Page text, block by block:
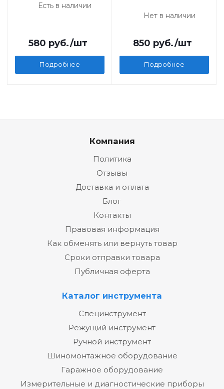
Есть в наличии
580 руб./шт
Подробнее
Нет в наличии
850 руб./шт
Подробнее
Компания
Политика
Отзывы
Доставка и оплата
Блог
Контакты
Правовая информация
Как обменять или вернуть товар
Сроки отправки товара
Публичная оферта
Каталог инструмента
Специнструмент
Режущий инструмент
Ручной инструмент
Шиномонтажное оборудование
Гаражное оборудование
Измерительные и диагностические приборы